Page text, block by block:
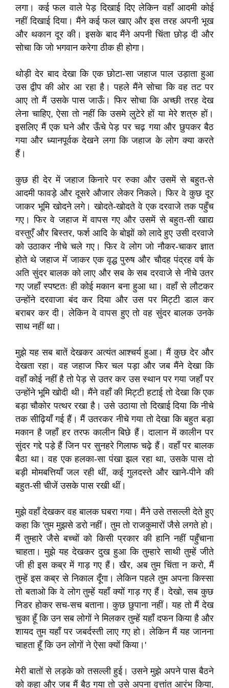
लगा। कई फल वाले पेड़ दिखाई दिए लेकिन वहाँ आदमी कोई
नहीं दिखाई दिया। मैंने कई फल खाए और इस तरह अपनी भूख
और थकान दूर की। इसके बाद मैंने अपनी चिंता छोड़ दी और
सोचा कि जो भगवान करेगा ठीक ही होगा।
थोड़ी देर बाद देखा कि एक छोटा-सा जहाज पाल उड़ाता हुआ
उस द्वीप की ओर आ रहा है। पहले मैंने सोचा कि वह तट पर
आए तो मैं उसके पास जाऊँ। फिर सोचा कि अच्छी तरह देख
लेना चाहिए, ऐसा तो नहीं कि उसमे लुटेरे हों या मेरे शत्रु हों।
इसलिए मैं एक घने और ऊँचे पेड़ पर चढ़ गया और छुपकर बैठ
गया और ध्यानपूर्वक देखने लगा कि जहाज के लोग क्या करते
हैं।
कुछ ही देर में जहाज किनारे पर रुका और उसमें से बहुत-से
आदमी फावड़े और दूसरे औजार लेकर निकले। फिर वे कुछ दूर
जाकर भूमि खोदने लगे। खोदते-खोदते वे एक दरवाजे तक पहुँच
गए। फिर वे जहाज में वापस गए और उसमें से बहुत-सी खाद्य
वस्तुएँ और बिस्तर, फर्श आदि के बोझों को लादे हुए उसी दरवाजे
को उठाकर नीचे चले गए। फिर वे लोग जो नौकर-चाकर ज्ञात
होते थे जहाज में जाकर एक वृद्ध पुरुष और चौदह पंद्रह वर्ष के
अति सुंदर बालक को लाए और सब के सब दरवाजे से नीचे उतर
गए जहाँ स्पष्टतः ही कोई मकान बना हुआ था। वहाँ से लौटकर
उन्होंने दरवाजा बंद कर दिया और उस पर मिट्टी डाल कर
बराबर कर दी। लेकिन वे वापस हुए तो वह सुंदर बालक उनके
साथ नहीं था।
मुझे यह सब बातें देखकर अत्यंत आश्चर्य हुआ। मैं कुछ देर और
देखता रहा। वह जहाज फिर चल पड़ा और जब मैंने देखा कि
वहाँ कोई नहीं है तो पेड़ से उतर कर उस स्थान पर गया जहाँ पर
उन्होंने भूमि खोदी थी। मैंने वहाँ की मिट्टी हटाई तो देखा कि एक
बड़ा चौकोर पत्थर रखा है। उसे उठाया तो दिखाई दिया कि नीचे
तक सीढ़ियाँ गई हैं। मैं उतरकर नीचे गया तो देखा कि बहुत बड़ा
मकान है जहाँ हर तरफ कालीन बिछे हैं। दालान में कालीन पर
सुंदर गद्दे पड़े हैं जिन पर सुनहरे गिलाफ चढ़े हैं। वहाँ पर बालक
बैठा था। वह एक हलका-सा पंखा झल रहा था, उसके पास दो
बड़ी मोमबत्तियाँ जल रही थीं, कई गुलदस्ते और खाने-पीने की
बहुत-सी चीजें उसके पास रखी थीं।
मुझे वहाँ देखकर वह बालक घबरा गया। मैंने उसे तसल्ली देते हुए
कहा कि 'तुम मुझसे डरो नहीं। तुम तो राजकुमारों जैसे लगते हो।
मैं तुम्हारे जैसे बच्चों को किसी प्रकार की हानि नहीं पहुँचाना
चाहता। मुझे यह देखकर दुख हुआ कि तुम्हारे साथी तुम्हें जीते
जी ही इस कब्र में गाड़ गए हैं। खैर, अब तुम चिंता न करो, मैं
तुम्हें इस कब्र से निकाल दूँगा। लेकिन पहले तुम अपना किस्सा
तो बताओ कि वे लोग तुम्हें यहाँ क्यों गाड़ गए हैं। देखो, सब कुछ
निडर होकर सच-सच बताना। कुछ छुपाना नहीं। यह तो मैं देख
चुका हूँ कि उन सब लोगों ने मिलकर तुम्हें यहाँ दफन किया है और
शायद तुम यहाँ पर जबर्दस्ती लाए गए हो। लेकिन मैं यह जानना
चाहता हूँ कि उन लोगों ने ऐसा क्यों किया।'
मेरी बातों से लड़के को तसल्ली हुई। उसने मुझे अपने पास बैठने
को कहा और जब मैं बैठ गया तो उसे अपना वृत्तांत आरंभ किया,